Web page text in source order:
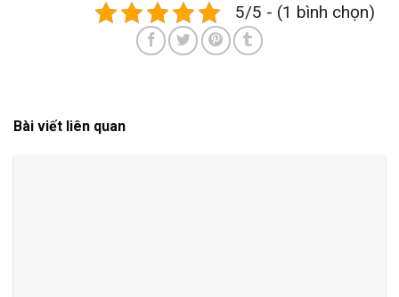
5/5 - (1 bình chọn)
Bài viết liên quan